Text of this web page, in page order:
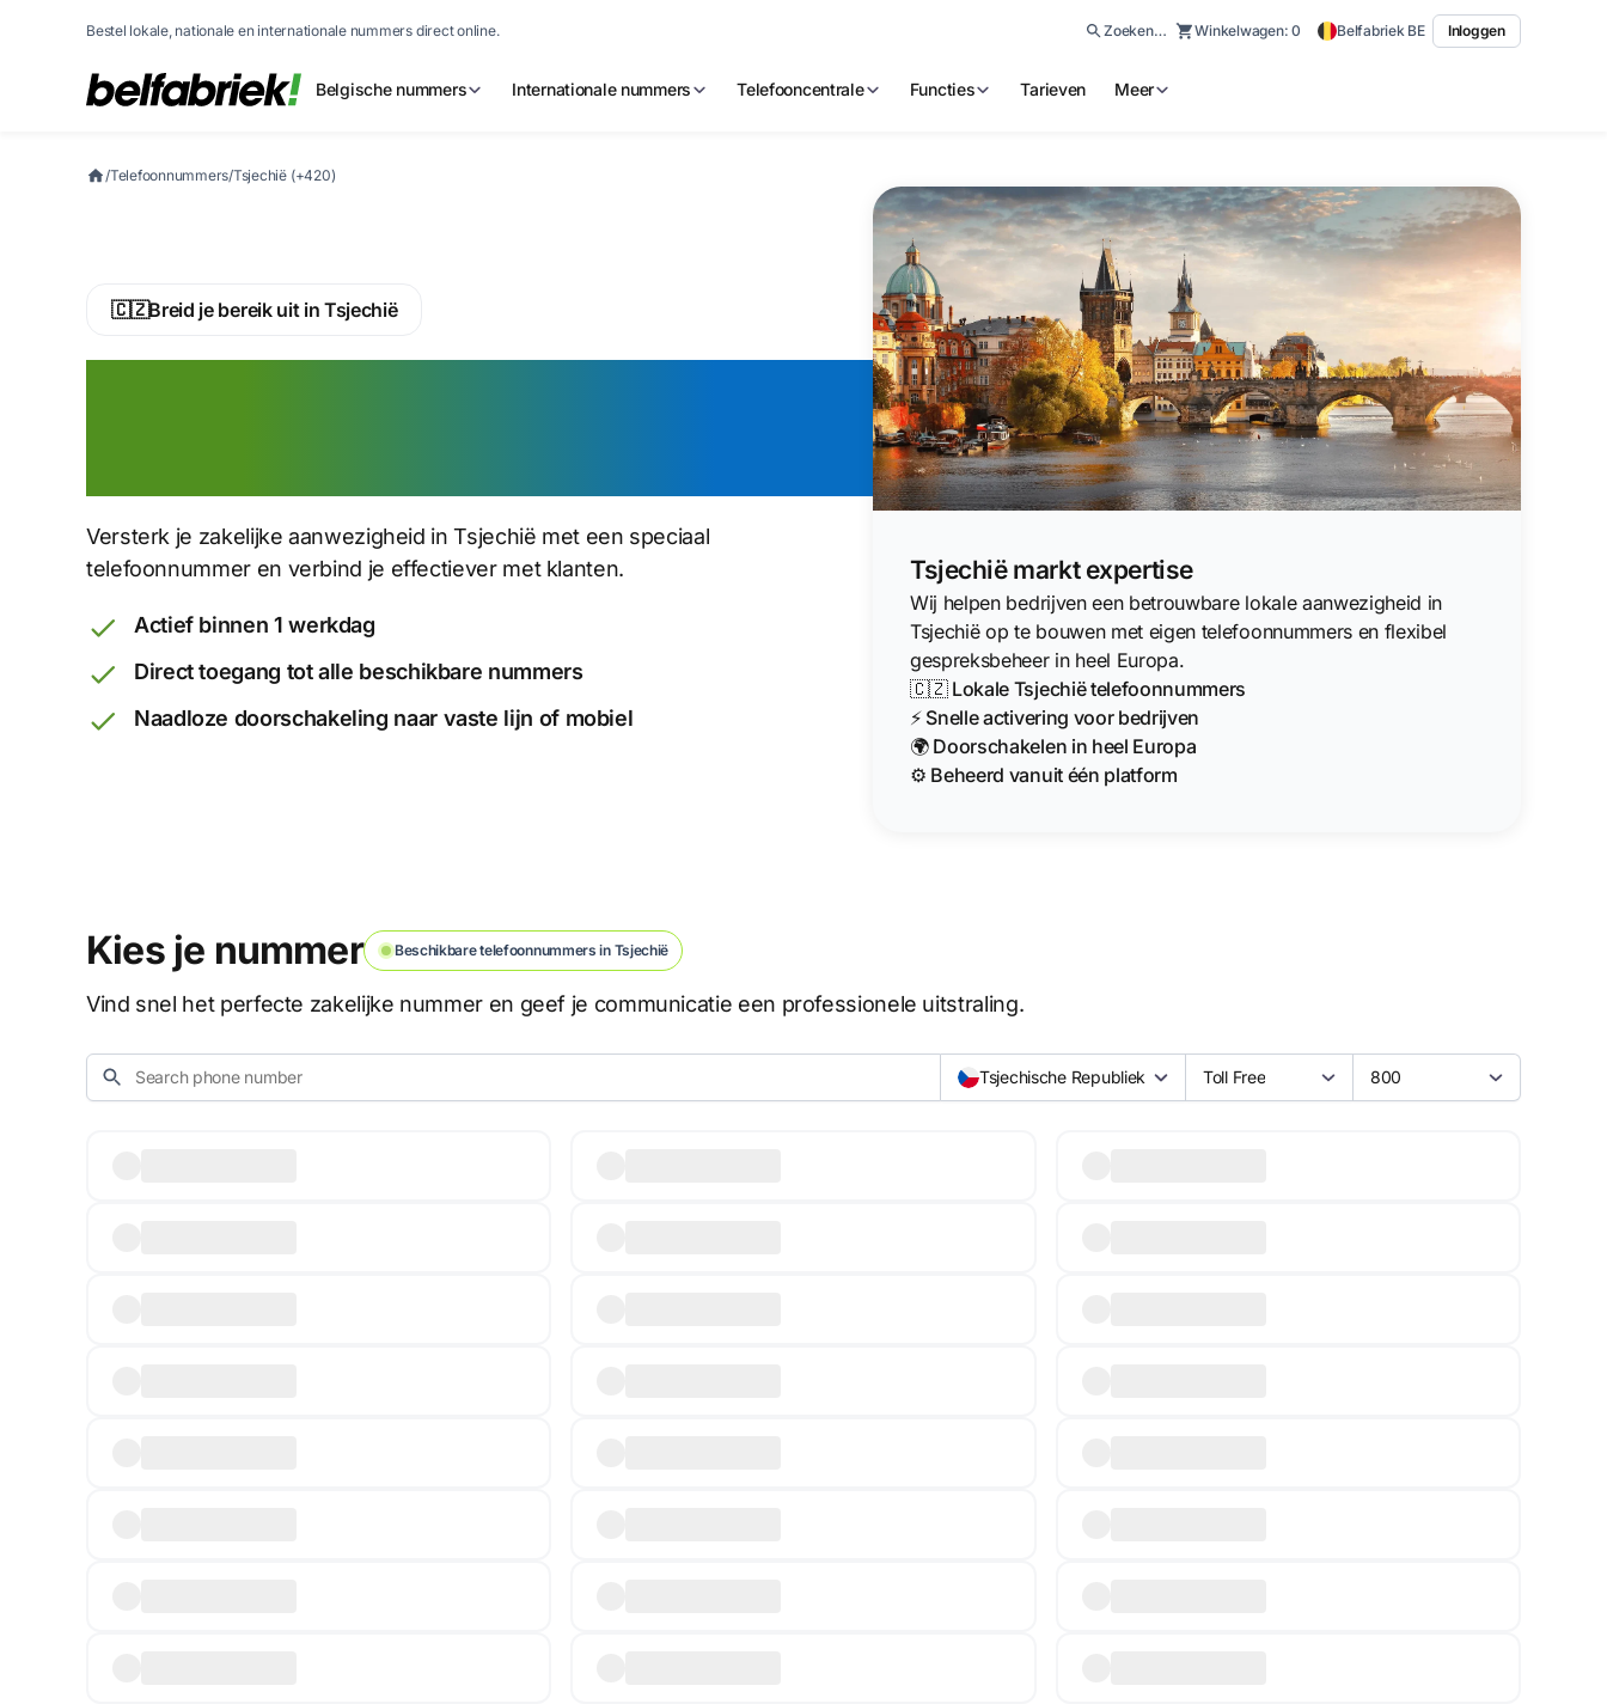
Bestel lokale, nationale en internationale nummers direct online. Zoeken… Winkelwagen:0 Belfabriek BE Inloggen
Belgische nummers Internationale nummers Telefooncentrale Functies Tarieven Meer
/Telefoonnummers/Tsjechië (+420)
🇨🇿Breid je bereik uit in Tsjechië
Versterk je zakelijke aanwezigheid in Tsjechië met een speciaal
telefoonnummer en verbind je effectiever met klanten.
Actief binnen 1 werkdag
Direct toegang tot alle beschikbare nummers
Naadloze doorschakeling naar vaste lijn of mobiel
Tsjechië markt expertise
Wij helpen bedrijven een betrouwbare lokale aanwezigheid in
Tsjechië op te bouwen met eigen telefoonnummers en flexibel
gespreksbeheer in heel Europa.
🇨🇿 Lokale Tsjechië telefoonnummers
⚡ Snelle activering voor bedrijven
🌍 Doorschakelen in heel Europa
⚙️ Beheerd vanuit één platform
Kies je nummer Beschikbare telefoonnummers in Tsjechië
Vind snel het perfecte zakelijke nummer en geef je communicatie een professionele uitstraling.
Tsjechische Republiek Toll Free 800